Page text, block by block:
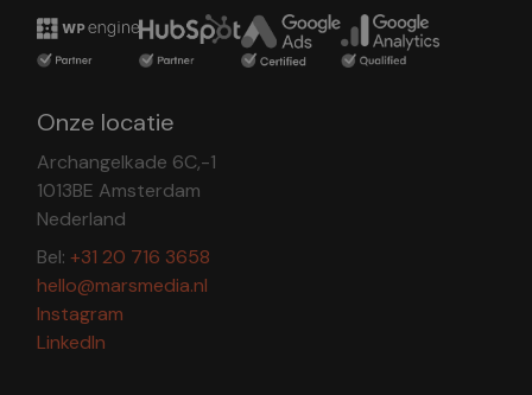
Onze locatie
Archangelkade 6C,-1
1013BE Amsterdam
Nederland
Bel:+31 20 716 3658
hello@marsmedia.nl
Instagram
LinkedIn